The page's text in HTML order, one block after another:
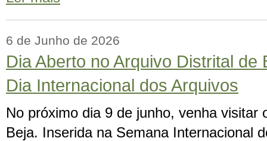
6 de Junho de 2026
Dia Aberto no Arquivo Distrital de
Dia Internacional dos Arquivos
No próximo dia 9 de junho, venha visitar
Beja. Inserida na Semana Internacional